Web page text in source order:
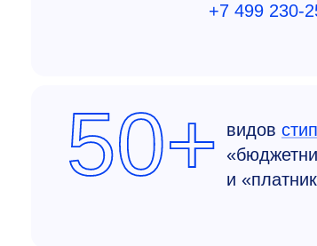
+7 499 230-
50+ видов
и